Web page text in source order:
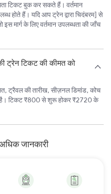
टिकट बुक कर सकते हैं। वर्तमान
होते हैं। यदि आप ट्रेन द्वारा चिदंबरम] से
मार्ग के लिए वर्तमान उपलब्धता की जाँच
ट्रेन टिकट की कीमत को
ट्रैवल की तारीख, सीज़नल डिमांड, कोच
है। टिकट ₹800 से शुरू होकर ₹2720 के
जानकारी